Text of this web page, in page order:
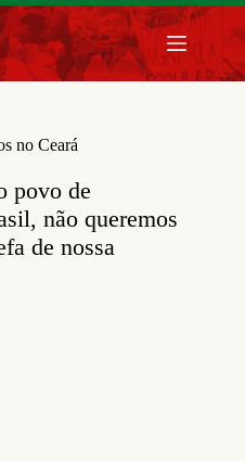
no Ceará
povo de
não queremos
de nossa